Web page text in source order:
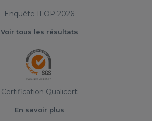
Enquête IFOP 2026
Voir tous les résultats
Certification Qualicert
En savoir plus